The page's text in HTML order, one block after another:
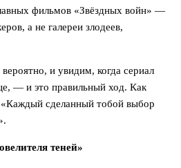
фильмов «Звёздных войн» —
а не галереи злодеев,
и увидим, когда сериал
— и это правильный ход. Как
сделанный тобой выбор
теней»